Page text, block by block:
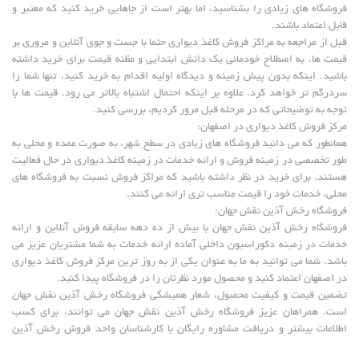
فروشگاه های زیادی را بشناسید، اما بهتر است از جاهایی خرید کنید که معتبر و
قابل اعتماد باشند.
قبل از مراجعه به مراکز فروش کاغذ دیواری حتما با جست و جوی آنلاین و مروری بر
قیمت ها، به اصطلاح خودمانی یک دانش ابتدایی و مظنه قیمت برای خرید داشته
باشید. اینکه بدون پیش زمینه و دیدگاه اولیه اقدام به خرید کنید، تنها شما را
سردرگم تر خواهد کرد. علاوه بر اینکه احتمال اشتباه بالاتر می رود. قیمت ها با
توجه به توضیحاتی که در مرحله قبل مرور کردیم، بررسی کنید.
مرکز فروش کاغذ دیواری در اصفهان:
همانطور که می دانید فروشگاه های زیادی در سطح شهر، به صورت عمده و محلی به
طور تخصصی در زمینه فروش و ارائه خدمات در زمینه کاغذ دیواری در حال فعالیت
هستند. برای خرید در نظر داشته باشید که مراکز فروش نسبت به فروشگاه های
محلی، خدمات خود را قیمت مناسب تری ارائه می کنند.
فروشگاه رخش آذین نقش جهان:
فروشگاه رخش آذین نقش جهان با بیش از ده دهه سابقه فروش آنلاین و ارائه
خدمات در زمینه دکوراسیون داخلی آماده ارائه خدمات به شما مشتریان عزیز می
باشد. شما می توانید به ما به عنوان یکی از به روز ترین مرکز فروش کاغذ دیواری
در اصفهان اعتماد کنید و محصول مورد نظرتان را در فروشگاه پیدا کنید.
تضمین قیمت و کیفیت محصول، شعار همیشگی فروشگاه رخش آذین نقش جهان
است. همراهان عزیز فروشگاه رخش آذین نقش جهان می توانند، برای کسب
اطلاعات بیشتر و دریافت مشاوره رایگان با کارشناسان واحد فروش رخش آذین